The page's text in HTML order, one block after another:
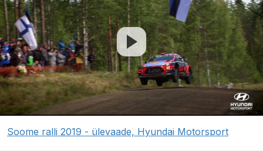
Soome ralli 2019 - ülevaade, Hyundai Motorsport